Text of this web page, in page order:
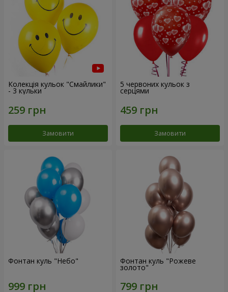
Колекція кульок "Смайлики"
- 3 кульки
Замовити
5 червоних кульок з
серцями
Замовити
Фонтан куль "Небо" Фонтан куль "Рожеве
золото"